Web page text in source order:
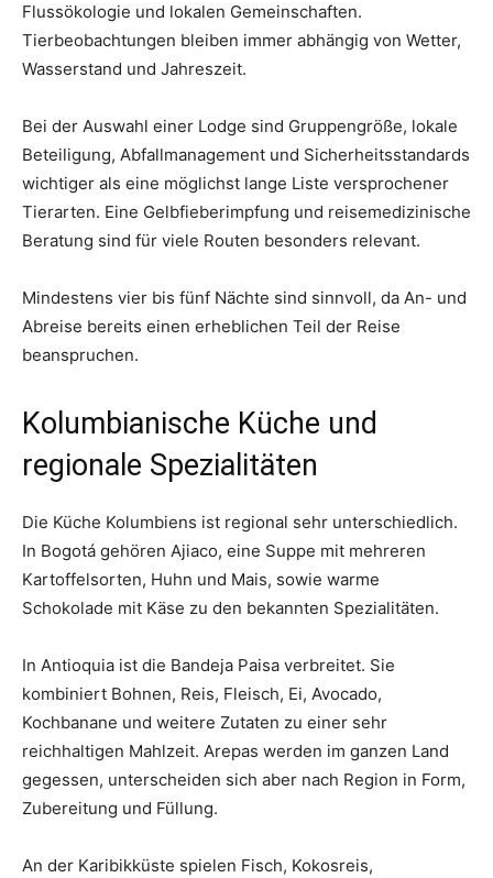
Flussökologie und lokalen Gemeinschaften.
Tierbeobachtungen bleiben immer abhängig von Wetter,
Wasserstand und Jahreszeit.
Bei der Auswahl einer Lodge sind Gruppengröße, lokale
Beteiligung, Abfallmanagement und Sicherheitsstandards
wichtiger als eine möglichst lange Liste versprochener
Tierarten. Eine Gelbfieberimpfung und reisemedizinische
Beratung sind für viele Routen besonders relevant.
Mindestens vier bis fünf Nächte sind sinnvoll, da An- und
Abreise bereits einen erheblichen Teil der Reise
beanspruchen.
Kolumbianische Küche und
regionale Spezialitäten
Die Küche Kolumbiens ist regional sehr unterschiedlich.
In Bogotá gehören Ajiaco, eine Suppe mit mehreren
Kartoffelsorten, Huhn und Mais, sowie warme
Schokolade mit Käse zu den bekannten Spezialitäten.
In Antioquia ist die Bandeja Paisa verbreitet. Sie
kombiniert Bohnen, Reis, Fleisch, Ei, Avocado,
Kochbanane und weitere Zutaten zu einer sehr
reichhaltigen Mahlzeit. Arepas werden im ganzen Land
gegessen, unterscheiden sich aber nach Region in Form,
Zubereitung und Füllung.
An der Karibikküste spielen Fisch, Kokosreis,